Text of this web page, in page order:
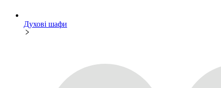
Духові шафи